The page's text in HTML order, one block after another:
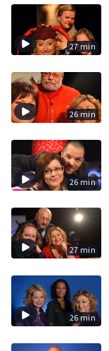
27 min
26 min
26 min
27 min
26 min